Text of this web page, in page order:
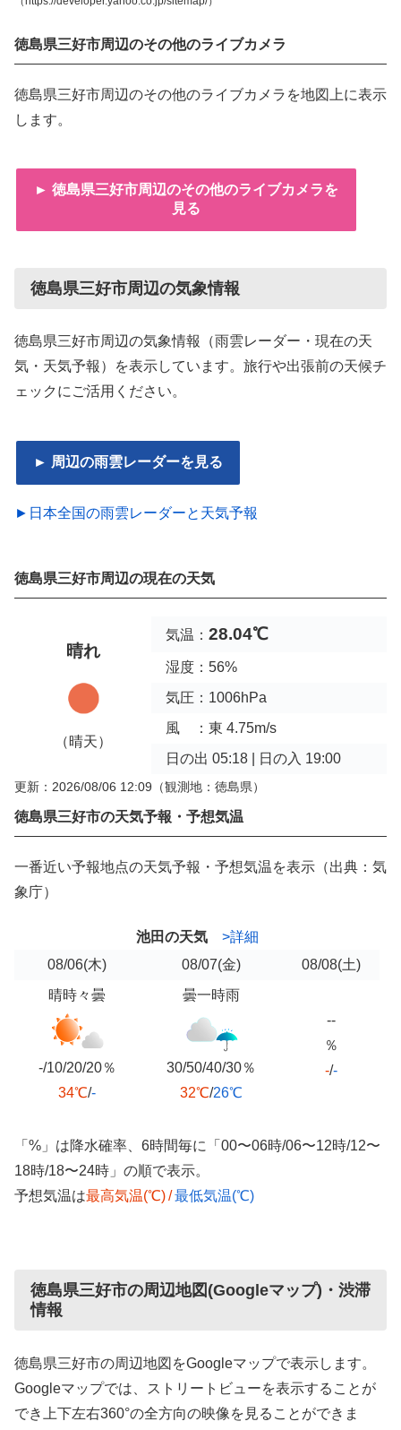
徳島県三好市周辺のその他のライブカメラ
徳島県三好市周辺のその他のライブカメラを地図上に表示
します。
► 徳島県三好市周辺のその他のライブカメラを
見る
徳島県三好市周辺の気象情報
徳島県三好市周辺の気象情報（雨雲レーダー・現在の天
気・天気予報）を表示しています。旅行や出張前の天候チ
ェックにご活用ください。
► 周辺の雨雲レーダーを見る
►日本全国の雨雲レーダーと天気予報
徳島県三好市周辺の現在の天気
晴れ
（晴天）
気温： 28.04℃
湿度：56%
気圧：1006hPa
風 ：東 4.75m/s
日の出 05:18 | 日の入 19:00
更新：2026/08/06 12:09 （観測地：徳島県）
徳島県三好市の天気予報・予想気温
一番近い予報地点の天気予報・予想気温を表示（出典：気
象庁）
池田の天気
>詳細
08/06(木) 08/07(金) 08/08(土)
晴時々曇
-/10/20/20％
34℃/-
曇一時雨
30/50/40/30％
32℃/26℃
--
％
-/-
「%」は降水確率、6時間毎に「00〜06時/06〜12時/12〜
18時/18〜24時」の順で表示。
予想気温は最高気温(℃)/最低気温(℃)
徳島県三好市の周辺地図(Googleマップ)・渋滞
情報
徳島県三好市の周辺地図をGoogleマップで表示します。
Googleマップでは、ストリートビューを表示することが
でき上下左右360°の全方向の映像を見ることができま